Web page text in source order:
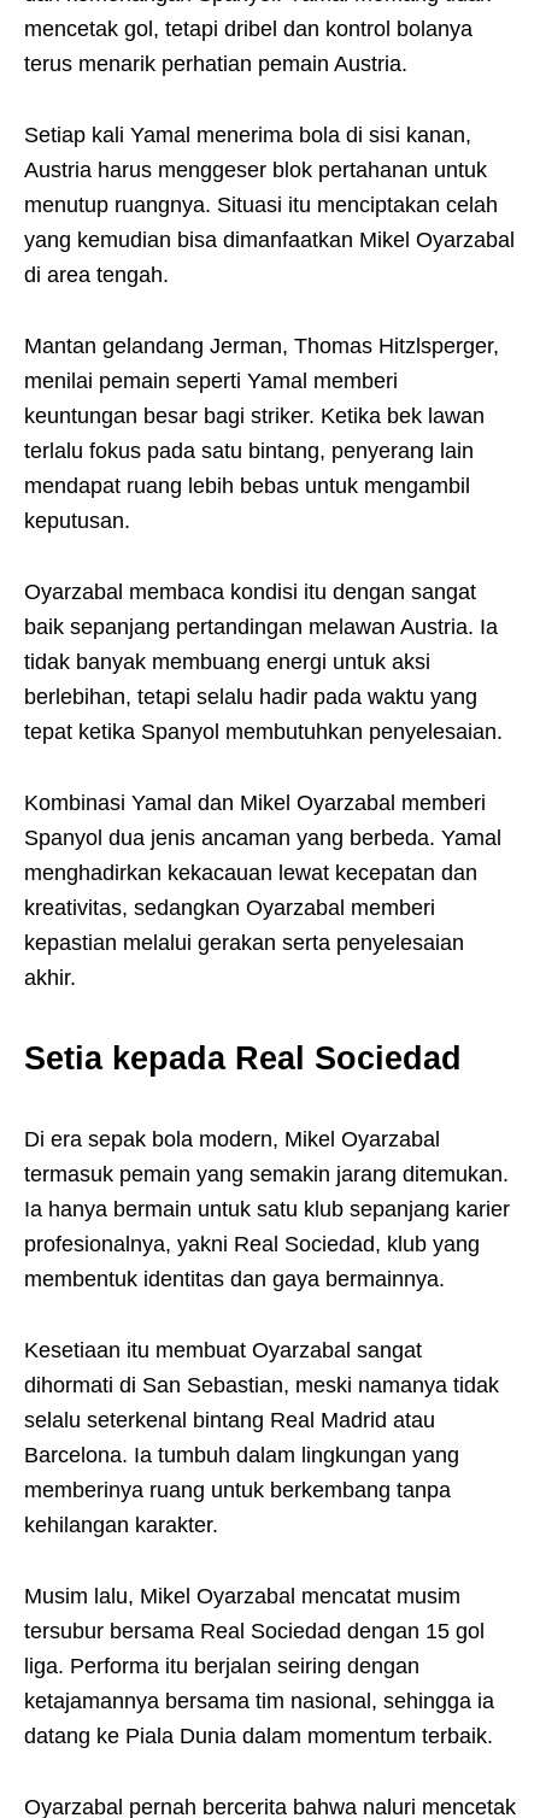
mencetak gol, tetapi dribel dan kontrol bolanya
terus menarik perhatian pemain Austria.
Setiap kali Yamal menerima bola di sisi kanan,
Austria harus menggeser blok pertahanan untuk
menutup ruangnya. Situasi itu menciptakan celah
yang kemudian bisa dimanfaatkan Mikel Oyarzabal
di area tengah.
Mantan gelandang Jerman, Thomas Hitzlsperger,
menilai pemain seperti Yamal memberi
keuntungan besar bagi striker. Ketika bek lawan
terlalu fokus pada satu bintang, penyerang lain
mendapat ruang lebih bebas untuk mengambil
keputusan.
Oyarzabal membaca kondisi itu dengan sangat
baik sepanjang pertandingan melawan Austria. Ia
tidak banyak membuang energi untuk aksi
berlebihan, tetapi selalu hadir pada waktu yang
tepat ketika Spanyol membutuhkan penyelesaian.
Kombinasi Yamal dan Mikel Oyarzabal memberi
Spanyol dua jenis ancaman yang berbeda. Yamal
menghadirkan kekacauan lewat kecepatan dan
kreativitas, sedangkan Oyarzabal memberi
kepastian melalui gerakan serta penyelesaian
akhir.
Setia kepada Real Sociedad
Di era sepak bola modern, Mikel Oyarzabal
termasuk pemain yang semakin jarang ditemukan.
Ia hanya bermain untuk satu klub sepanjang karier
profesionalnya, yakni Real Sociedad, klub yang
membentuk identitas dan gaya bermainnya.
Kesetiaan itu membuat Oyarzabal sangat
dihormati di San Sebastian, meski namanya tidak
selalu seterkenal bintang Real Madrid atau
Barcelona. Ia tumbuh dalam lingkungan yang
memberinya ruang untuk berkembang tanpa
kehilangan karakter.
Musim lalu, Mikel Oyarzabal mencatat musim
tersubur bersama Real Sociedad dengan 15 gol
liga. Performa itu berjalan seiring dengan
ketajamannya bersama tim nasional, sehingga ia
datang ke Piala Dunia dalam momentum terbaik.
Oyarzabal pernah bercerita bahwa naluri mencetak